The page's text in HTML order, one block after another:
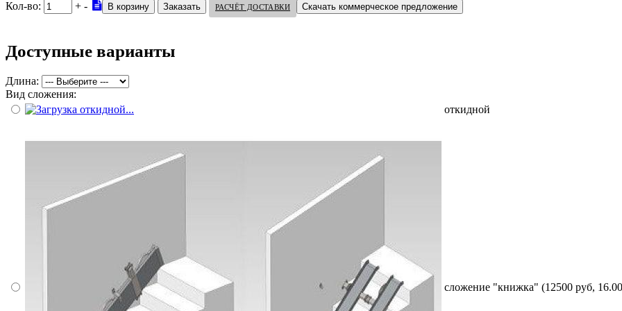
Кол-во: + - РАСЧЁТ ДОСТАВКИ Скачать коммерческое предложение
Доступные варианты
Длина:
Вид сложения:
откидной
сложение "книжка" (12500 руб,